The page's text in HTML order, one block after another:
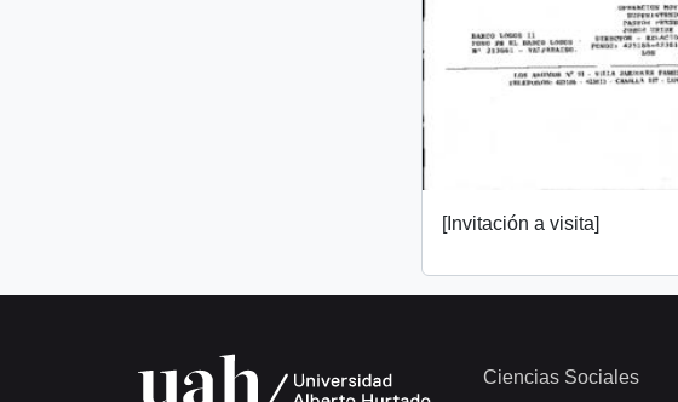
[Invitación a visita]
Ciencias Sociales